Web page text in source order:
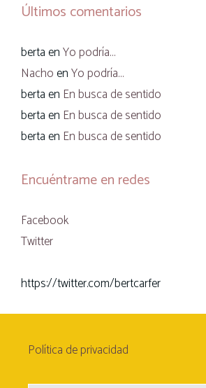
Últimos comentarios
bertaenYo podría…
NachoenYo podría…
bertaen En busca de sentido
bertaen En busca de sentido
bertaen En busca de sentido
Encuéntrame en redes
Facebook
Twitter
https://twitter.com/bertcarfer
Política de privacidad